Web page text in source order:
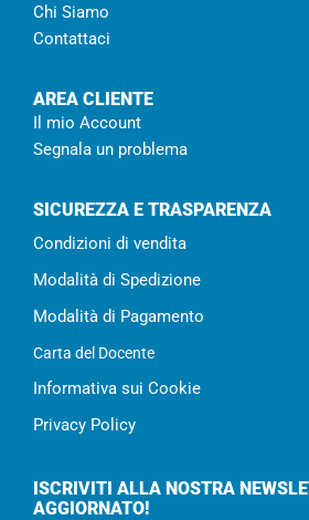
Chi Siamo
Contattaci
AREA CLIENTE
Il mio Account
Segnala un problema
SICUREZZA E TRASPARENZA
Condizioni di vendita
Modalità di Spedizione
Modalità di Pagamento
Carta del Docente
Informativa sui Cookie
Privacy Policy
ISCRIVITI ALLA NOSTRA
AGGIORNATO!